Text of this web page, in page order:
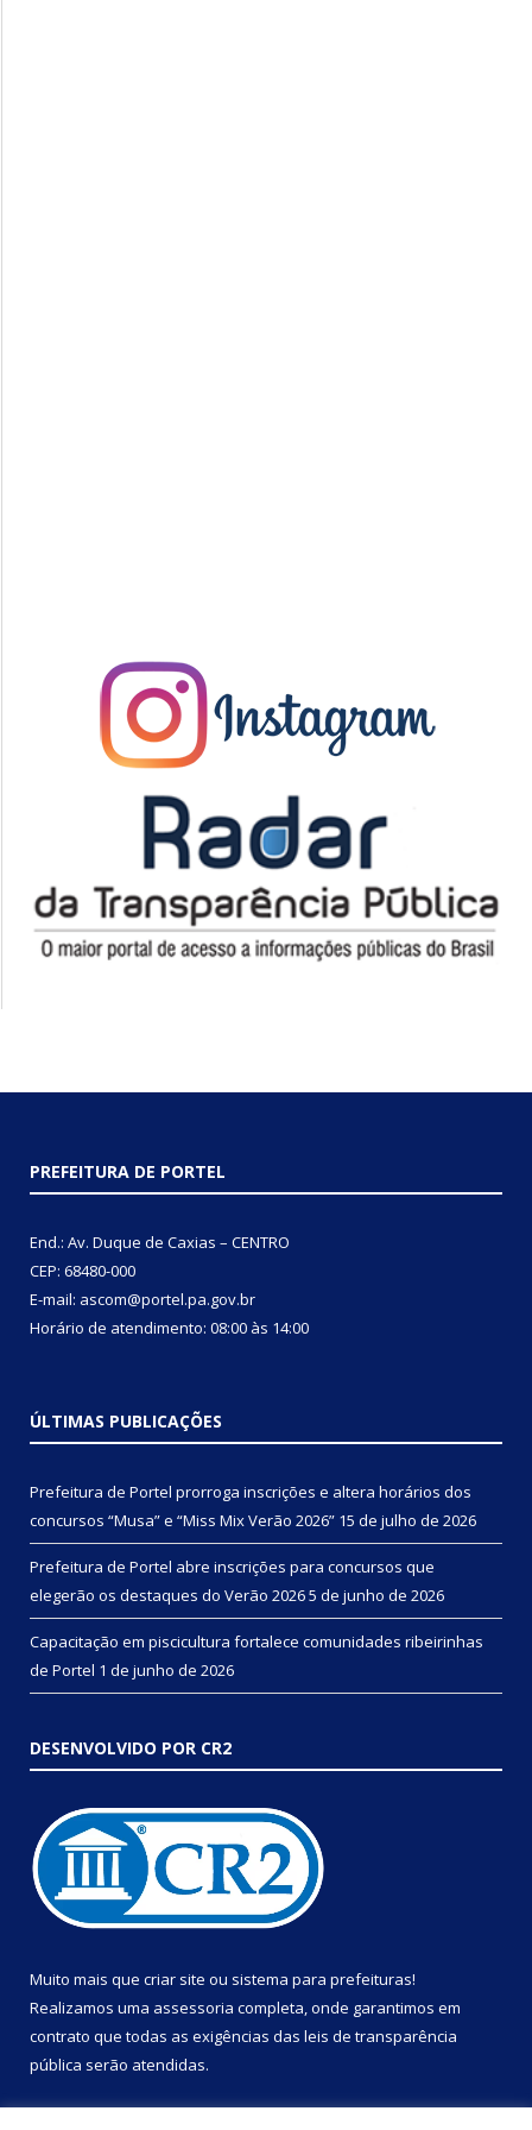
PREFEITURA DE PORTEL
End.: Av. Duque de Caxias – CENTRO
CEP: 68480-000
E-mail: ascom@portel.pa.gov.br
Horário de atendimento: 08:00 às 14:00
ÚLTIMAS PUBLICAÇÕES
Prefeitura de Portel prorroga inscrições e altera horários dos
concursos “Musa” e “Miss Mix Verão 2026” 15 de julho de 2026
Prefeitura de Portel abre inscrições para concursos que
elegerão os destaques do Verão 20265 de junho de 2026
Capacitação em piscicultura fortalece comunidades ribeirinhas
de Portel 1 de junho de 2026
DESENVOLVIDO POR CR2
Muito mais que criar site ou sistema para prefeituras!
Realizamos uma assessoria completa, onde garantimos em
contrato que todas as exigências das leis de transparência
pública serão atendidas.